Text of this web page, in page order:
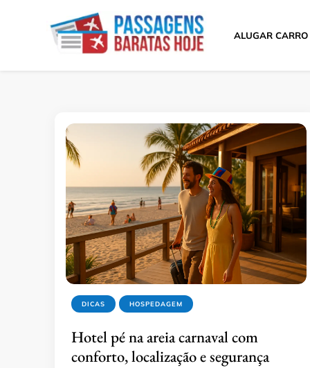
ALUGAR CARRO
DICAS HOSPEDAGEM
Hotel pé na areia carnaval com
conforto, localização e segurança